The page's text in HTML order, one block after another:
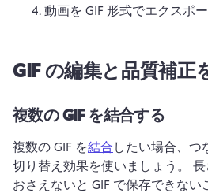
動画を GIF 形式でエクスポ
GIF の編集と品質補正
複数の GIF を結合する
複数の GIF を結合したい場合、つ
切り替え効果を使いましょう。
おさえないと GIF で保存できな